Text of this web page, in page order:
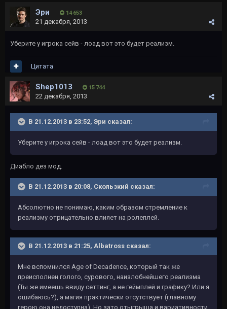
Эри 14 653
21 декабря, 2013
Уберите у игрока сейв - лоад вот это будет реализм.
Цитата
Shep1013 15 744
22 декабря, 2013
В 21.12.2013 в 23:52, Эри сказал:
Уберите у игрока сейв - лоад вот это будет реализм.
Диабло дез мод.
В 21.12.2013 в 20:08, Скользкий сказал:
Абсолютно не понимаю, каким образом стремление к
реализму отрицательно влияет на ролеплей.
В 21.12.2013 в 21:25, Albatross сказал:
Мне вспомнился Age of Decadence, который так же
преисполнен голого, сурового, наизлобнейшего реализма
(Ты же имеешь ввиду сеттинг, а не геймплей и графику? Или я
ошибаюсь?), а магия практически отсутствует (главному
герою она недоступна). Но зато отыгрыша и вариативности